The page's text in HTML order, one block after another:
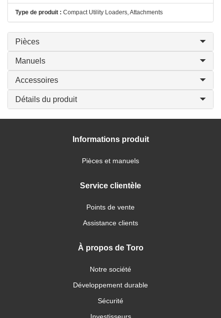
Type de produit : Compact Utility Loaders, Attachments
Pièces
Manuels
Accessoires
Détails du produit
Informations produit
Pièces et manuels
Service clientèle
Points de vente
Assistance clients
À propos de Toro
Notre société
Développement durable
Sécurité